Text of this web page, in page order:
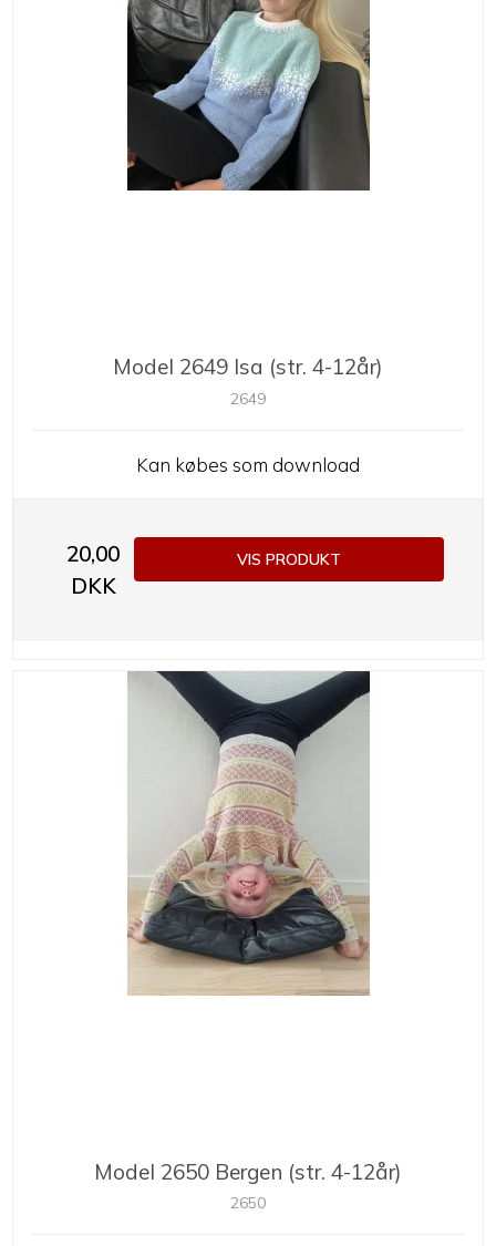
Model 2649 Isa (str. 4-12år)
2649
Kan købes som download
20,00
DKK
VIS PRODUKT
Model 2650 Bergen (str. 4-12år)
2650